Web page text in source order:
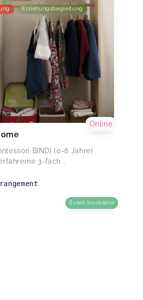
Erziehungsbegleitung
BINDI (0-6 Jahre)
3-fach...
Online
Event bookable